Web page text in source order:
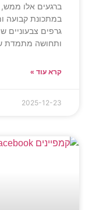
ברגעים אלו
במתכונת קבועה
גרפים צבעוניים
ותחושה מתמדת
קרא עוד »
2025-12-23